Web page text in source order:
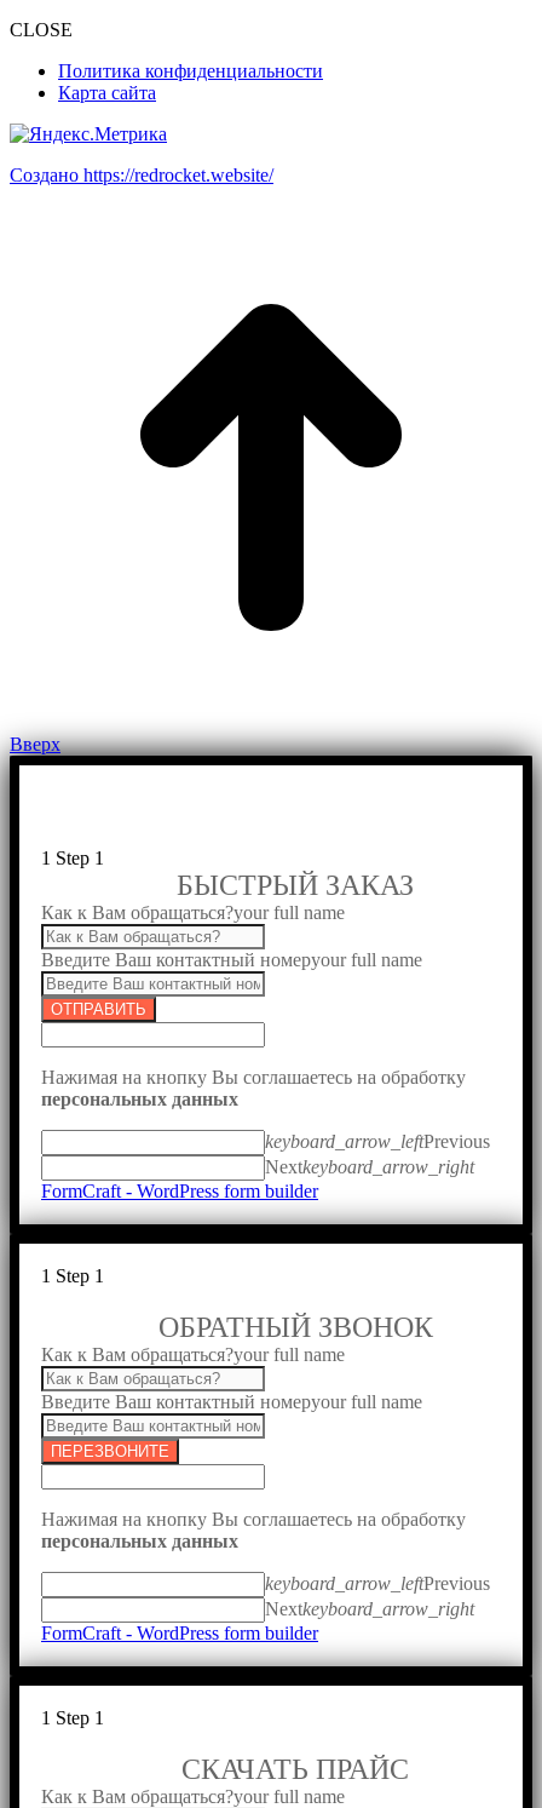
CLOSE
Политика конфиденциальности
Карта сайта
Создано https://redrocket.website/
Вверх
1 Step 1
БЫСТРЫЙ ЗАКАЗ
Как к Вам обращаться?your full name
Введите Ваш контактный номерyour full name
ОТПРАВИТЬ
Нажимая на кнопку Вы соглашаетесь на обработку
персональных данных
keyboard_arrow_leftPrevious
Nextkeyboard_arrow_right
FormCraft - WordPress form builder
1 Step 1
ОБРАТНЫЙ ЗВОНОК
Как к Вам обращаться?your full name
Введите Ваш контактный номерyour full name
ПЕРЕЗВОНИТЕ
Нажимая на кнопку Вы соглашаетесь на обработку
персональных данных
keyboard_arrow_leftPrevious
Nextkeyboard_arrow_right
FormCraft - WordPress form builder
1 Step 1
СКАЧАТЬ ПРАЙС
Как к Вам обращаться?your full name